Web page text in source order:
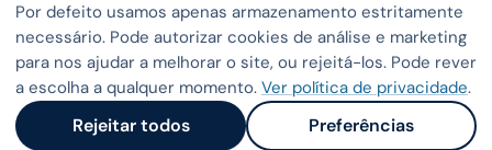
SLA 3h contratualizado Suporte 8h–19h · dias úteis
HeraPrime · NIPC 502 997 273 · R. Gen. Firmino Miguel 3 – 4.º A, 1600-100
Lisboa · +351 21 722 11 00
Por defeito usamos apenas armazenamento estritamente
necessário. Pode autorizar cookies de análise e marketing
para nos ajudar a melhorar o site, ou rejeitá-los. Pode rever
a escolha a qualquer momento. Ver política de privacidade.
Rejeitar todos Preferências